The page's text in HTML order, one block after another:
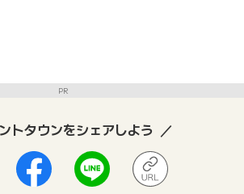
PR
トタウンをシェアしよう